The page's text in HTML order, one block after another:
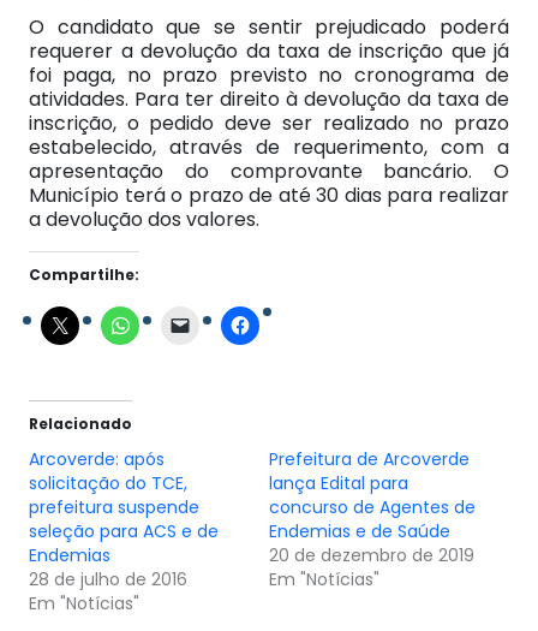
O candidato que se sentir prejudicado poderá
requerer a devolução da taxa de inscrição que já
foi paga, no prazo previsto no cronograma de
atividades. Para ter direito à devolução da taxa de
inscrição, o pedido deve ser realizado no prazo
estabelecido, através de requerimento, com a
apresentação do comprovante bancário. O
Município terá o prazo de até 30 dias para realizar
a devolução dos valores.
Compartilhe:
Relacionado
Arcoverde: após
solicitação do TCE,
prefeitura suspende
seleção para ACS e de
Endemias
28 de julho de 2016
Em "Notícias"
Prefeitura de Arcoverde
lança Edital para
concurso de Agentes de
Endemias e de Saúde
20 de dezembro de 2019
Em "Notícias"